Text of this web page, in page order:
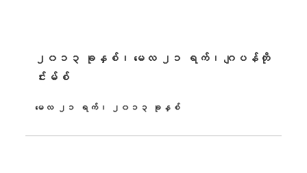
၂၀၁၃ ခုနှစ်၊ မေလ ၂၁ ရက်၊ ဂျပန်တို
င်းမ်စ်
ထုတ်ဝေခဲ့သည်။
မေလ ၂၁ ရက်၊ ၂၀၁၃ ခုနှစ်